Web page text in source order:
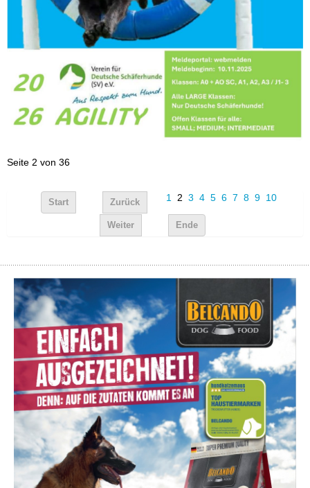
Seite 2 von 36
Start Zurück 1 2 3 4 5 6 7 8 9 10
Weiter Ende